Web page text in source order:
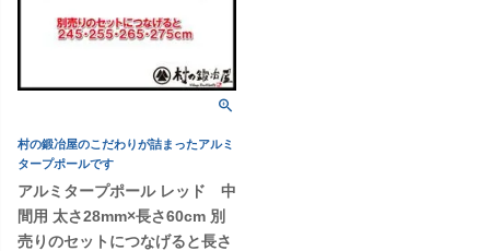
村の鍛冶屋のこだわりが詰まったアルミ
タープポールです
アルミタープポール レッド 中
間用 太さ28mm×長さ60cm 別
売りのセットにつなげると長さ